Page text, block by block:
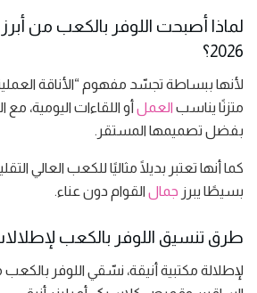
لماذا أصبحت اللوفر بالكعب من
2026؟
لأنها ببساطة تجسّد مفهوم “الأناقة
متزنًا يناسب العمل أو اللقاءات اليومية،
بفضل تصميمها المستقر.
كما أنها تعتبر بديلًا مثاليًا للكعب العالي
بسيطًا يبرز جمال القوام دون عناء.
طرق تنسيق اللوفر بالكعب
لإطلالة مكتبية أنيقة، نسّقي اللوفر